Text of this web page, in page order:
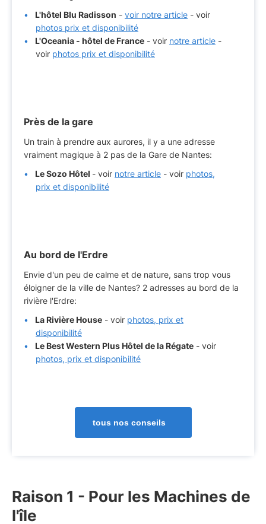
L'hôtel Blu Radisson - voir notre article - voir
photos prix et disponibilité
L'Oceania - hôtel de France - voir notre article -
voir photos prix et disponibilité
Près de la gare
Un train à prendre aux aurores, il y a une adresse
vraiment magique à 2 pas de la Gare de Nantes:
Le Sozo Hôtel - voir notre article - voir photos,
prix et disponibilité
Au bord de l'Erdre
Envie d'un peu de calme et de nature, sans trop vous
éloigner de la ville de Nantes? 2 adresses au bord de la
rivière l'Erdre:
La Rivière House - voir photos, prix et
disponibilité
Le Best Western Plus Hôtel de la Régate - voir
photos, prix et disponibilité
tous nos conseils
Raison 1 - Pour les Machines de
l'île